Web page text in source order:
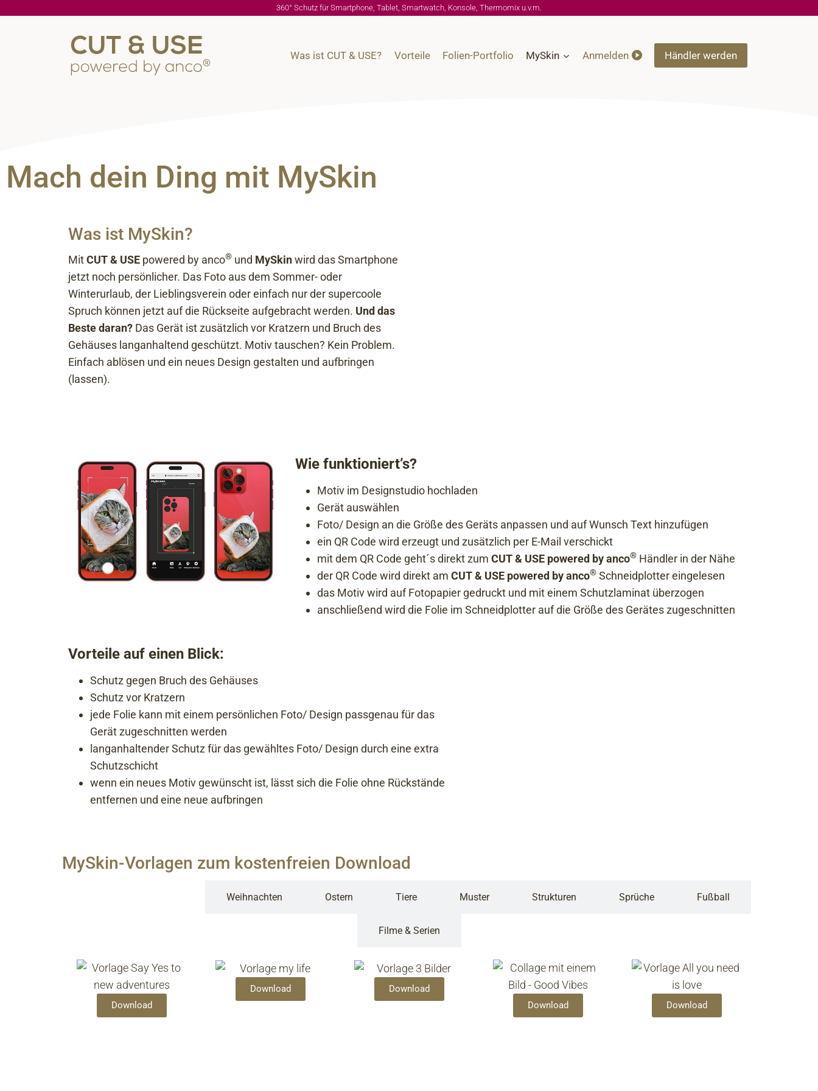
360° Schutz für Smartphone, Tablet, Smartwatch, Konsole, Thermomix u.v.m.
Was ist CUT & USE? Vorteile Folien-Portfolio MySkin Anmelden Händler werden
Mach dein Ding mit MySkin
Was ist MySkin?
MitCUT & USE powered by anco® und MySkinwird das Smartphone
jetzt noch persönlicher. Das Foto aus dem Sommer- oder
Winterurlaub, der Lieblingsverein oder einfach nur der supercoole
Spruch können jetzt auf die Rückseite aufgebracht werden. Und das
Beste daran? Das Gerät ist zusätzlich vor Kratzern und Bruch des
Gehäuses langanhaltend geschützt. Motiv tauschen? Kein Problem.
Einfach ablösen und ein neues Design gestalten und aufbringen
(lassen).
Wie funktioniert’s?
Motiv im Designstudio hochladen
Gerät auswählen
Foto/ Design an die Größe des Geräts anpassen und auf Wunsch Text hinzufügen
ein QR Code wird erzeugt und zusätzlich per E-Mail verschickt
mit dem QR Code geht´s direkt zum CUT & USE powered by anco®Händler in der Nähe
der QR Code wird direkt am CUT & USE powered by anco® Schneidplotter eingelesen
das Motiv wird auf Fotopapier gedruckt und mit einem Schutzlaminat überzogen
anschließend wird die Folie im Schneidplotter auf die Größe des Gerätes zugeschnitten
Vorteile auf einen Blick:
Schutz gegen Bruch des Gehäuses
Schutz vor Kratzern
jede Folie kann mit einem persönlichen Foto/ Design passgenau für das
Gerät zugeschnitten werden
langanhaltender Schutz für das gewähltes Foto/ Design durch eine extra
Schutzschicht
wenn ein neues Motiv gewünscht ist, lässt sich die Folie ohne Rückstände
entfernen und eine neue aufbringen
MySkin-Vorlagen zum kostenfreien Download
Weihnachten Ostern Tiere Muster Strukturen Sprüche Fußball
Filme & Serien
Download
Download
Download
Download
Download